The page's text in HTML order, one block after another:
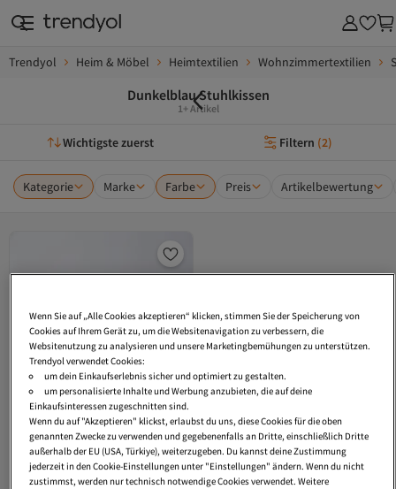
Trendyol Heim & Möbel Heimtextilien Wohnzimmertextilien
Dunkelblau Stuhlkissen
1+ Artikel
Wichtigste zuerst Filtern (2)
Kategorie Marke Farbe Preis Artikelbewertung
Wenn Sie auf „Alle Cookies akzeptieren“ klicken, stimmen Sie der Speicherung von
Cookies auf Ihrem Gerät zu, um die Websitenavigation zu verbessern, die
Websitenutzung zu analysieren und unsere Marketingbemühungen zu unterstützen.
Trendyol verwendet Cookies:
um dein Einkaufserlebnis sicher und optimiert zu gestalten.
um personalisierte Inhalte und Werbung anzubieten, die auf deine
Einkaufsinteressen zugeschnitten sind.
Wenn du auf "Akzeptieren" klickst, erlaubst du uns, diese Cookies für die oben
genannten Zwecke zu verwenden und gegebenenfalls an Dritte, einschließlich Dritte
außerhalb der EU (USA, Türkiye), weiterzugeben. Du kannst deine Zustimmung
jederzeit in den Cookie-Einstellungen unter "Einstellungen" ändern. Wenn du nicht
zustimmst, werden nur technisch notwendige Cookies verwendet. Weitere